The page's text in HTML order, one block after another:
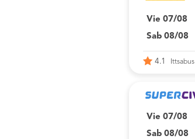
Vie 07/08
Sab 08/08
4.1 Ittsabus
Vie 07/08
Sab 08/08